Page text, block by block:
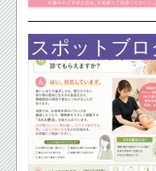
スポットブロ